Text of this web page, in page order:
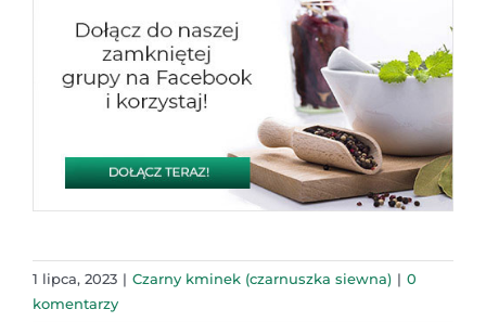
1 lipca, 2023 | Czarny kminek (czarnuszka siewna) | 0
komentarzy